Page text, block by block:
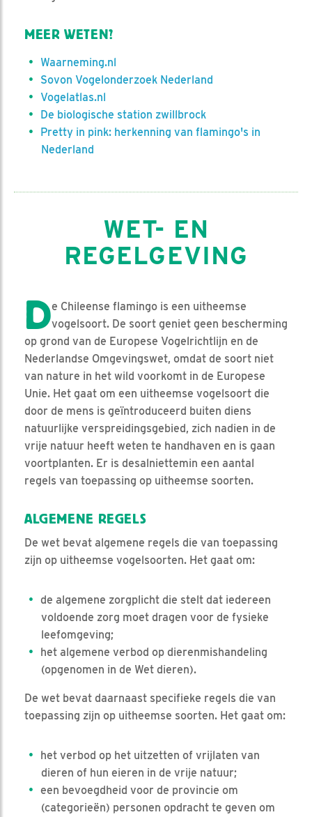
MEER WETEN?
Waarneming.nl
Sovon Vogelonderzoek Nederland
Vogelatlas.nl
De biologische station zwillbrock
Pretty in pink: herkenning van flamingo's in
Nederland
WET- EN
REGELGEVING
De Chileense flamingo is een uitheemse
vogelsoort. De soort geniet geen bescherming
op grond van de Europese Vogelrichtlijn en de
Nederlandse Omgevingswet, omdat de soort niet
van nature in het wild voorkomt in de Europese
Unie. Het gaat om een uitheemse vogelsoort die
door de mens is geïntroduceerd buiten diens
natuurlijke verspreidingsgebied, zich nadien in de
vrije natuur heeft weten te handhaven en is gaan
voortplanten. Er is desalniettemin een aantal
regels van toepassing op uitheemse soorten.
ALGEMENE REGELS
De wet bevat algemene regels die van toepassing
zijn op uitheemse vogelsoorten. Het gaat om:
de algemene zorgplicht die stelt dat iedereen
voldoende zorg moet dragen voor de fysieke
leefomgeving;
het algemene verbod op dierenmishandeling
(opgenomen in de Wet dieren).
De wet bevat daarnaast specifieke regels die van
toepassing zijn op uitheemse soorten. Het gaat om:
het verbod op het uitzetten of vrijlaten van
dieren of hun eieren in de vrije natuur;
een bevoegdheid voor de provincie om
(categorieën) personen opdracht te geven om